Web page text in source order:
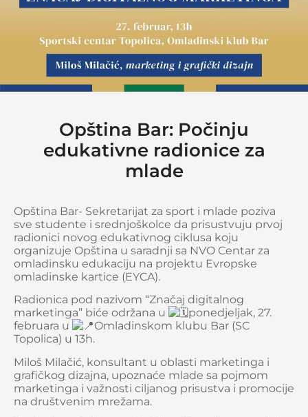
Opština Bar: Počinju
edukativne radionice za
mlade
Opština Bar- Sekretarijat za sport i mlade poziva
sve studente i srednjoškolce da prisustvuju prvoj
radionici novog edukativnog ciklusa koju
organizuje Opština u saradnji sa NVO Centar za
omladinsku edukaciju na projektu Evropske
omladinske kartice (EYCA).
Radionica pod nazivom “Značaj digitalnog
marketinga” biće održana u
ponedjeljak, 27.
februara u
Omladinskom klubu Bar (SC
Topolica) u 13h.
Miloš Milačić, konsultant u oblasti marketinga i
grafičkog dizajna, upoznaće mlade sa pojmom
marketinga i važnosti ciljanog prisustva i promocije
na društvenim mrežama.